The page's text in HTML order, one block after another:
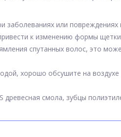
заболеваниях или
к изменению формы
спутанных волос, это
хорошо обсушите на воздухе
древесная смола, зубцы